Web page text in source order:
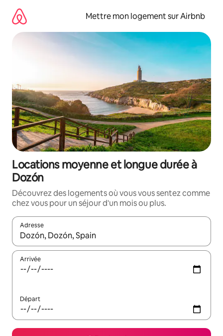
directement
contenu
Mettre mon logement sur Airbnb
Locations moyenne et longue durée à
Dozón
Découvrez des logements où vous vous sentez comme
chez vous pour un séjour d'un mois ou plus.
Adresse
Lorsque les résultats s'affichent, utilisez les flèches vers le
Arrivée
Départ